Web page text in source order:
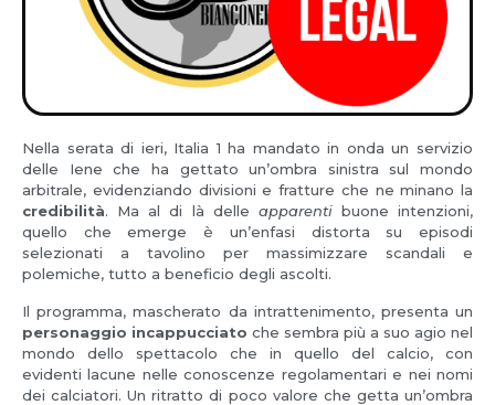
Nella serata di ieri, Italia 1 ha mandato in onda un servizio
delle Iene che ha gettato un’ombra sinistra sul mondo
arbitrale, evidenziando divisioni e fratture che ne minano la
credibilità. Ma al di là delle apparentibuone intenzioni,
quello che emerge è un’enfasi distorta su episodi
selezionati a tavolino per massimizzare scandali e
polemiche, tutto a beneficio degli ascolti.
Il programma, mascherato da intrattenimento, presenta un
personaggio incappucciato che sembra più a suo agio nel
mondo dello spettacolo che in quello del calcio, con
evidenti lacune nelle conoscenze regolamentari e nei nomi
dei calciatori. Un ritratto di poco valore che getta un’ombra